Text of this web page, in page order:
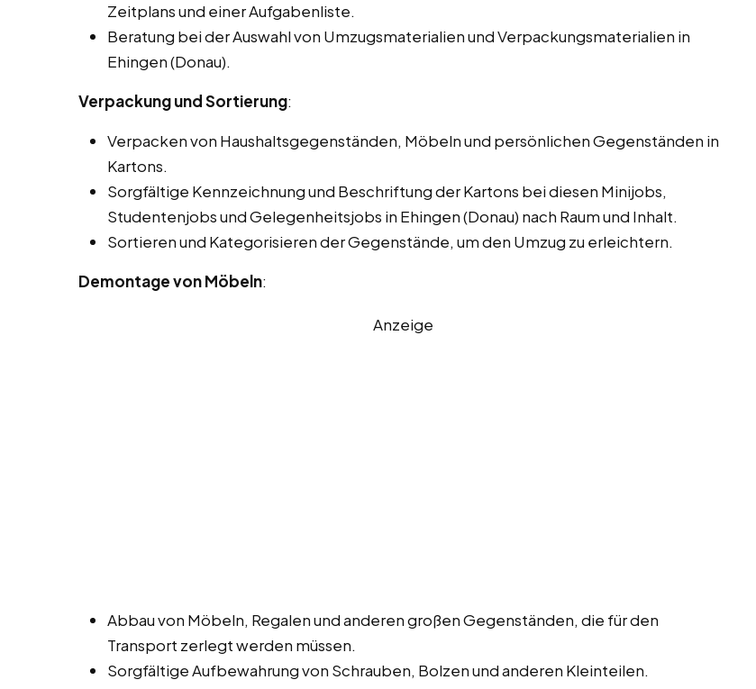
Zeitplans und einer Aufgabenliste.
Beratung bei der Auswahl von Umzugsmaterialien und Verpackungsmaterialien in
Ehingen (Donau).
Verpackung und Sortierung:
Verpacken von Haushaltsgegenständen, Möbeln und persönlichen Gegenständen in
Kartons.
Sorgfältige Kennzeichnung und Beschriftung der Kartons bei diesen Minijobs,
Studentenjobs und Gelegenheitsjobs in Ehingen (Donau) nach Raum und Inhalt.
Sortieren und Kategorisieren der Gegenstände, um den Umzug zu erleichtern.
Demontage von Möbeln:
Anzeige
Abbau von Möbeln, Regalen und anderen großen Gegenständen, die für den
Transport zerlegt werden müssen.
Sorgfältige Aufbewahrung von Schrauben, Bolzen und anderen Kleinteilen.